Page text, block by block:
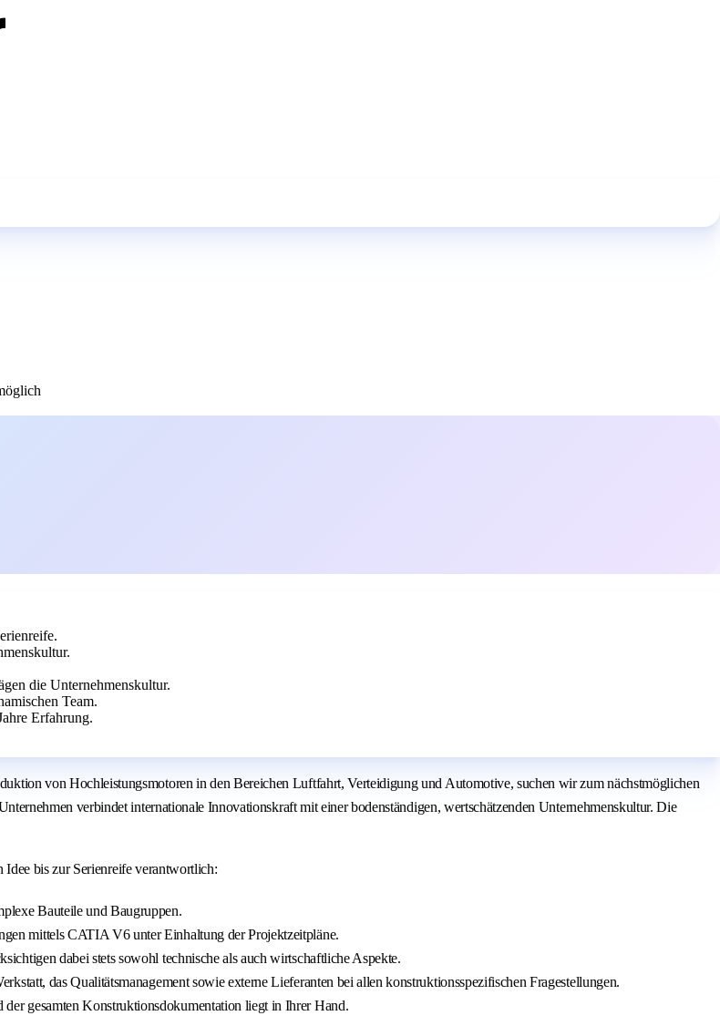
die Unternehmenskultur.
Team.
Erfahrung.
von Hochleistungsmotoren in den Bereichen Luftfahrt, Verteidigung und Automotive, suchen wir zum nächstmöglichen
verbindet internationale Innovationskraft mit einer bodenständigen, wertschätzenden Unternehmenskultur. Die
Idee bis zur Serienreife verantwortlich:
Bauteile und Baugruppen.
mittels CATIA V6 unter Einhaltung der Projektzeitpläne.
dabei stets sowohl technische als auch wirtschaftliche Aspekte.
das Qualitätsmanagement sowie externe Lieferanten bei allen konstruktionsspezifischen Fragestellungen.
gesamten Konstruktionsdokumentation liegt in Ihrer Hand.